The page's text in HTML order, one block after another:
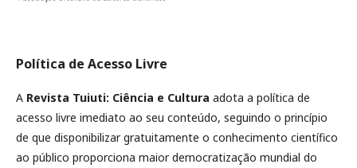
Política de Acesso Livre
A Revista Tuiuti: Ciência e Cultura adota a política de
acesso livre imediato ao seu conteúdo, seguindo o princípio
de que disponibilizar gratuitamente o conhecimento científico
ao público proporciona maior democratização mundial do